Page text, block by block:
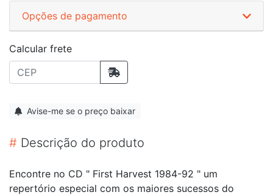
Opções de pagamento
Calcular frete
Avise-me se o preço baixar
# Descrição do produto
Encontre no CD " First Harvest 1984-92 " um
repertório especial com os maiores sucessos do